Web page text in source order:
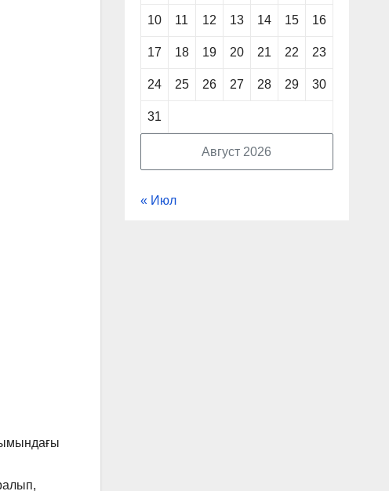
Август 2026
10 11 12 13 14 15 16
17 18 19 20 21 22 23
24 25 26 27 28 29 30
31
« Июл